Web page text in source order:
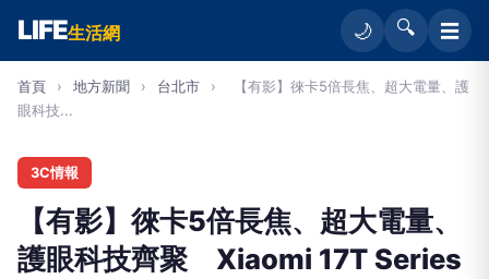
LIFE生活網 🌙 🔍 ☰
首頁 › 地方新聞 › 台北市 ›
【有影】徠卡5倍長焦、超大電量、護
眼科技...
3C情報
【有影】徠卡5倍長焦、超大電量、
護眼科技齊聚 Xiaomi 17T Series